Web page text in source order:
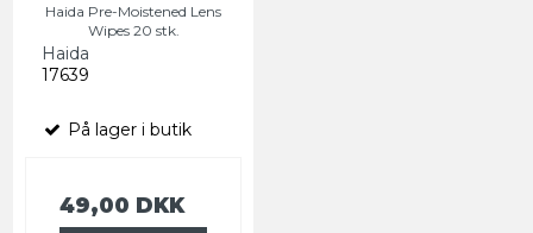
Haida Pre-Moistened Lens
Wipes 20 stk.
Haida
17639
På lager i butik
49,00 DKK